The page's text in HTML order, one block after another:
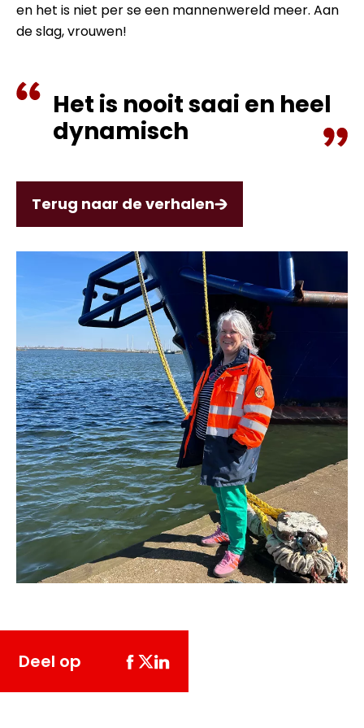
en het is niet per se een mannenwereld meer. Aan
de slag, vrouwen!
Het is nooit saai en heel
dynamisch
Terug naar de verhalen
Deel op